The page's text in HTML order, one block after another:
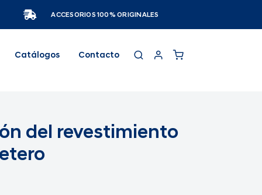
ACCESORIOS 100% ORIGINALES
Catálogos Contacto
del revestimiento